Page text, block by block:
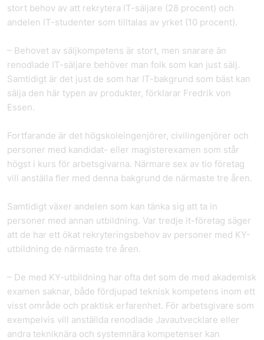
stort behov av att rekrytera IT-säljare (28 procent) och
andelen IT-studenter som tilltalas av yrket (10 procent).
– Behovet av säljkompetens är stort, men snarare än
renodlade IT-säljare behöver man folk som kan just sälj.
Samtidigt är det just de som har IT-bakgrund som bäst kan
sälja den här typen av produkter, förklarar Fredrik von
Essen.
Fortfarande är det högskoleingenjörer, civilingenjörer och
personer med kandidat- eller magisterexamen som står
högst i kurs för arbetsgivarna. Närmare sex av tio företag
vill anställa fler med denna bakgrund de närmaste tre åren.
Samtidigt växer andelen som kan tänka sig att ta in
personer med annan utbildning. Var tredje it-företag säger
att de har ett ökat rekryteringsbehov av personer med KY-
utbildning de närmaste tre åren.
– De med KY-utbildning har ofta det som de med akademisk
examen saknar, både fördjupad teknisk kompetens inom ett
visst område och praktisk erfarenhet. För arbetsgivare som
exempelvis vill anställda renodlade Javautvecklare eller
andra tekniknära och systemnära kompetenser kan